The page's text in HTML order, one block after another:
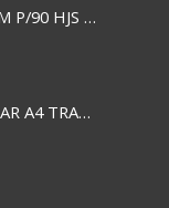
ESPIRAL PLASTICO 12 MM P/90 HJS X50X1500
TAPA PARA ENCUADERNAR A4 TRANSP x50x500